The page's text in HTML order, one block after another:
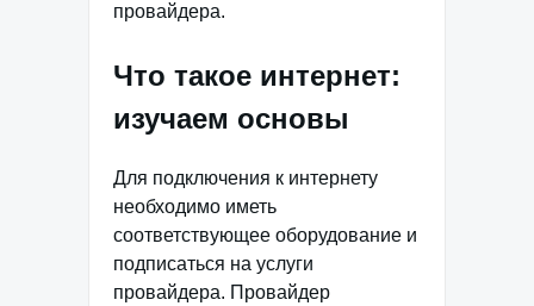
провайдера.
Что такое интернет:
изучаем основы
Для подключения к интернету
необходимо иметь
соответствующее оборудование и
подписаться на услуги
провайдера. Провайдер